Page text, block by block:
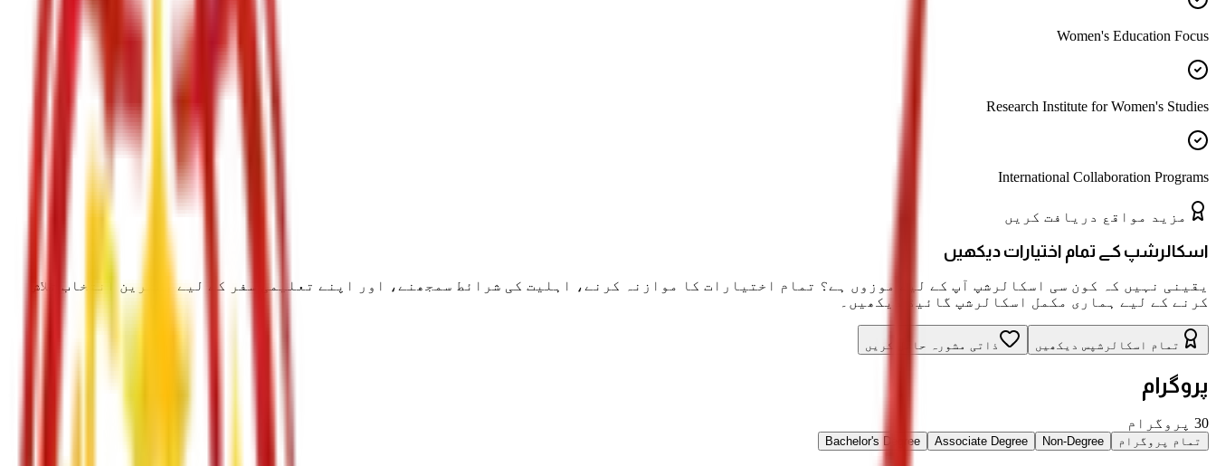
Women's Education Focus
Research Institute for Women's Studies
International Collaboration Programs
مزید مواقع دریافت کریں
اسکالرشپ کے تمام اختیارات دیکھیں
یقینی نہیں کہ کون سی اسکالرشپ آپ کے لیے موزوں ہے؟ تمام اختیارات کا موازنہ کرنے، اہلیت کی شرائط سمجھنے، اور اپنے تعلیمی سفر کے لیے بہترین انتخاب تلاش
کرنے کے لیے ہماری مکمل اسکالرشپ گائیڈ دیکھیں۔
تمام اسکالرشپس دیکھیں ذاتی مشورہ حاصل کریں
پروگرام
30 پروگرام
تمام پروگرام Non-Degree
Associate Degree
Bachelor's Degree